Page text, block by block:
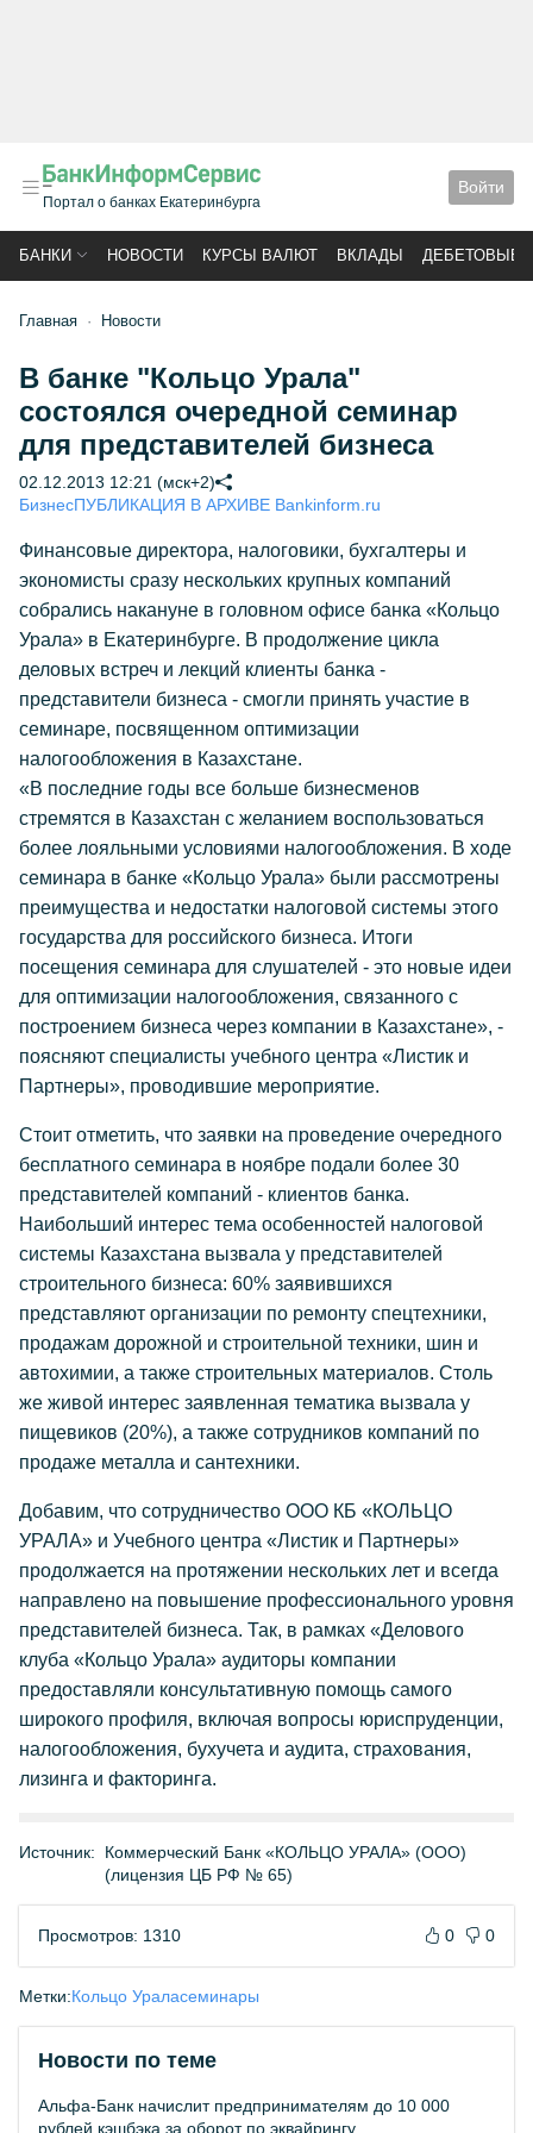
Портал о банках Екатеринбурга
Войти
БАНКИ НОВОСТИ КУРСЫ ВАЛЮТ ВКЛАДЫ ДЕБЕТОВЫЕ
Главная Новости
В банке "Кольцо Урала"
состоялся очередной семинар
для представителей бизнеса
02.12.2013 12:21 (мск+2)
БизнесПУБЛИКАЦИЯ В АРХИВЕ Bankinform.ru
Финансовые директора, налоговики, бухгалтеры и
экономисты сразу нескольких крупных компаний
собрались накануне в головном офисе банка «Кольцо
Урала» в Екатеринбурге. В продолжение цикла
деловых встреч и лекций клиенты банка -
представители бизнеса - смогли принять участие в
семинаре, посвященном оптимизации
налогообложения в Казахстане.
«В последние годы все больше бизнесменов
стремятся в Казахстан с желанием воспользоваться
более лояльными условиями налогообложения. В ходе
семинара в банке «Кольцо Урала» были рассмотрены
преимущества и недостатки налоговой системы этого
государства для российского бизнеса. Итоги
посещения семинара для слушателей - это новые идеи
для оптимизации налогообложения, связанного с
построением бизнеса через компании в Казахстане», -
поясняют специалисты учебного центра «Листик и
Партнеры», проводившие мероприятие.
Стоит отметить, что заявки на проведение очередного
бесплатного семинара в ноябре подали более 30
представителей компаний - клиентов банка.
Наибольший интерес тема особенностей налоговой
системы Казахстана вызвала у представителей
строительного бизнеса: 60% заявившихся
представляют организации по ремонту спецтехники,
продажам дорожной и строительной техники, шин и
автохимии, а также строительных материалов. Столь
же живой интерес заявленная тематика вызвала у
пищевиков (20%), а также сотрудников компаний по
продаже металла и сантехники.
Добавим, что сотрудничество ООО КБ «КОЛЬЦО
УРАЛА» и Учебного центра «Листик и Партнеры»
продолжается на протяжении нескольких лет и всегда
направлено на повышение профессионального уровня
представителей бизнеса. Так, в рамках «Делового
клуба «Кольцо Урала» аудиторы компании
предоставляли консультативную помощь самого
широкого профиля, включая вопросы юриспруденции,
налогообложения, бухучета и аудита, страхования,
лизинга и факторинга.
Источник:
Коммерческий Банк «КОЛЬЦО УРАЛА» (ООО)
(лицензия ЦБ РФ № 65)
Просмотров: 1310 0 0
Метки:Кольцо Ураласеминары
Новости по теме
Альфа-Банк начислит предпринимателям до 10 000
рублей кэшбэка за оборот по эквайрингу